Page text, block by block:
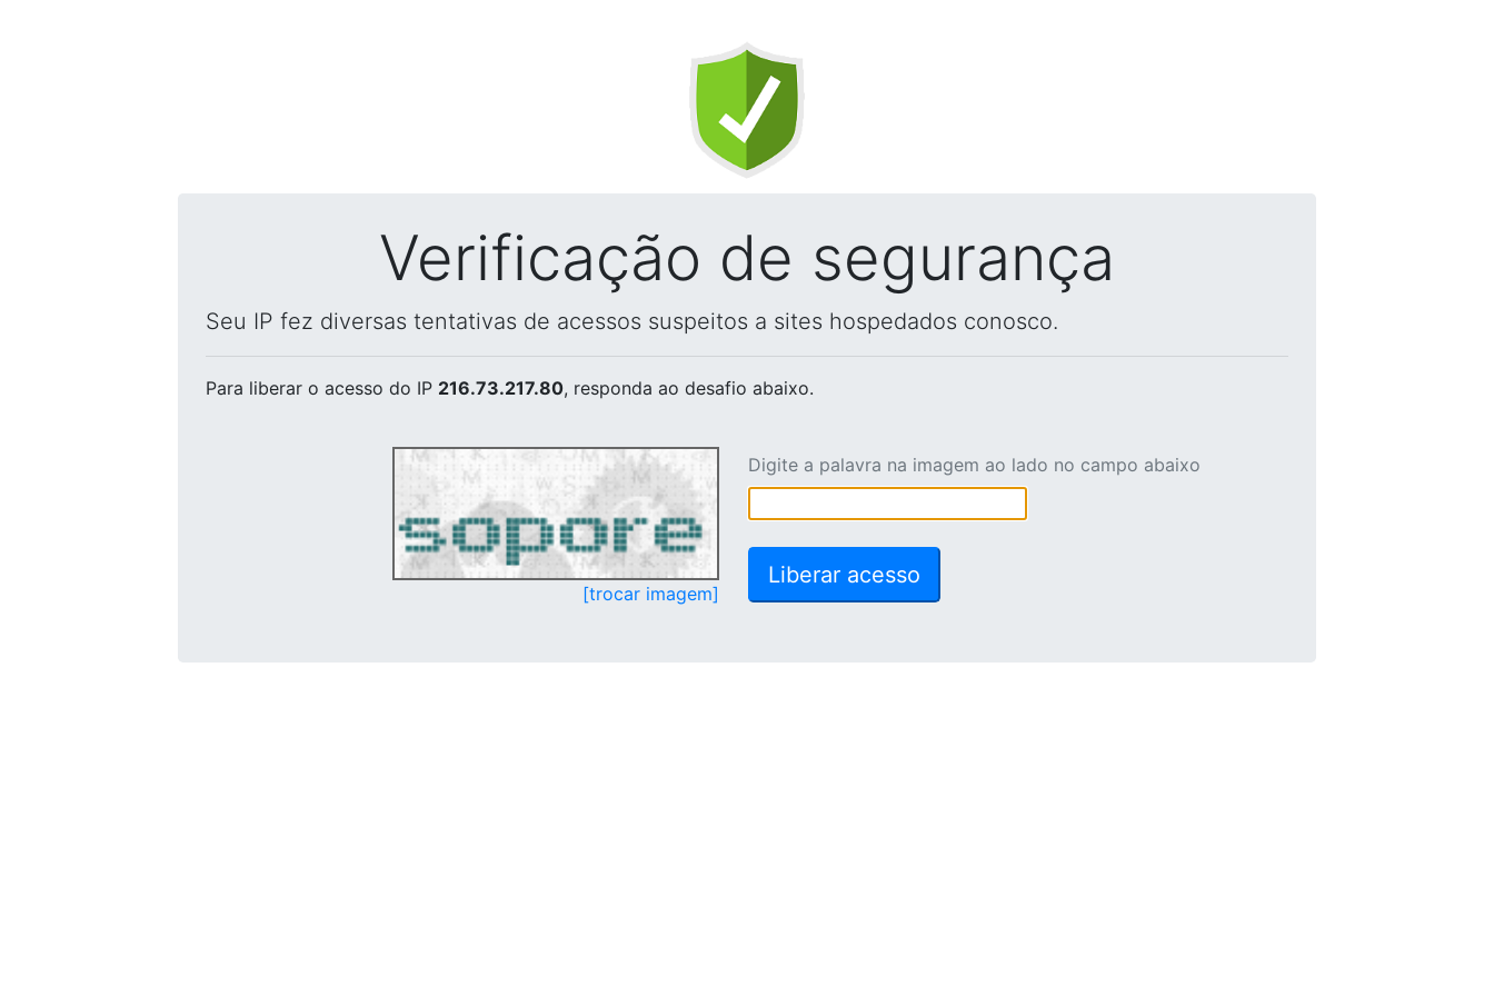
Verificação de segurança
Seu IP fez diversas tentativas de acessos suspeitos a sites hospedados conosco.
Para liberar o acesso do IP 216.73.217.80, responda ao desafio abaixo.
[trocar imagem]
Digite a palavra na imagem ao lado no campo abaixo